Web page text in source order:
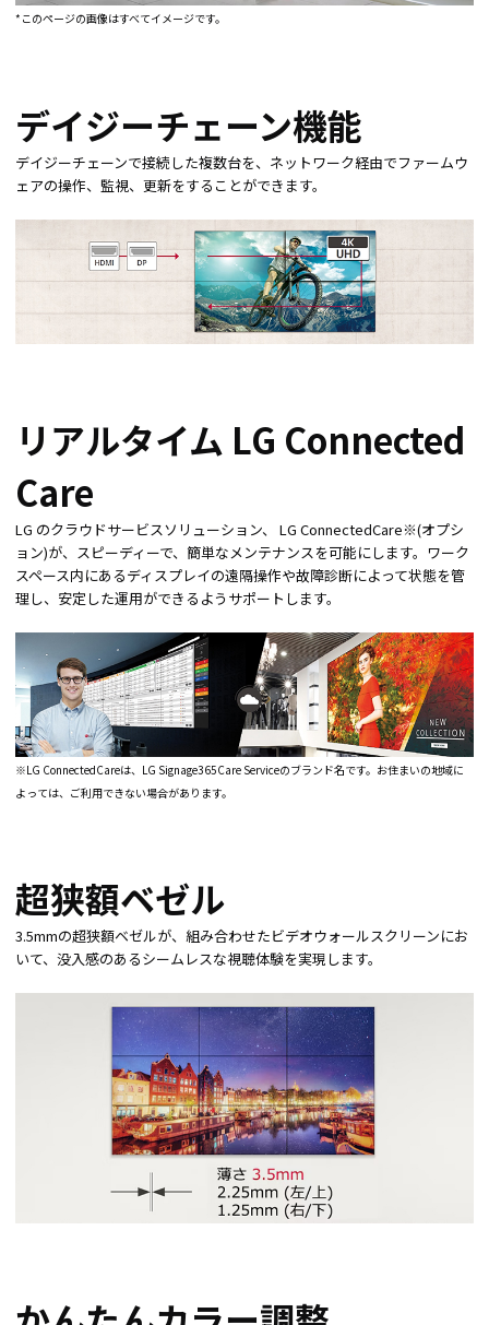
*このページの画像はすべてイメージです。
デイジーチェーン機能
デイジーチェーンで接続した複数台を、ネットワーク経由でファームウ
ェアの操作、監視、更新をすることができます。
リアルタイム LG Connected
Care
LG のクラウドサービスソリューション、 LG ConnectedCare※(オプシ
ョン)が、スピーディーで、簡単なメンテナンスを可能にします。ワーク
スペース内にあるディスプレイの遠隔操作や故障診断によって状態を管
理し、安定した運用ができるようサポートします。
※LG ConnectedCareは、LG Signage365Care Serviceのブランド名です。お住まいの地域に
よっては、ご利用できない場合があります。
超狭額ベゼル
3.5mmの超狭額ベゼルが、組み合わせたビデオウォールスクリーンにお
いて、没入感のあるシームレスな視聴体験を実現します。